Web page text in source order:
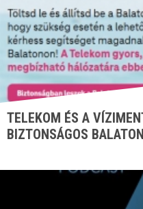
TELEKOM ÉS A
BIZTONSÁGOS